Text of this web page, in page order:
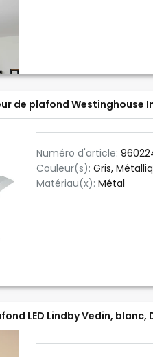
de plafond Westinghouse
Numéro d'article:
Couleur(s): Gris,
Matériau(x): Métal
LED Lindby Vedin, blanc,